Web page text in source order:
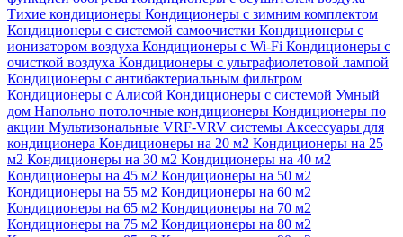
Тихие кондиционеры Кондиционеры с зимним комплектом
Кондиционеры с системой самоочистки Кондиционеры с
ионизатором воздуха Кондиционеры с Wi-Fi Кондиционеры с
очисткой воздуха Кондиционеры с ультрафиолетовой лампой
Кондиционеры с антибактериальным фильтром
Кондиционеры с Алисой Кондиционеры с системой Умный
дом Напольно потолочные кондиционеры Кондиционеры по
акции Мультизональные VRF-VRV системы Аксессуары для
кондиционера Кондиционеры на 20 м2 Кондиционеры на 25
м2 Кондиционеры на 30 м2 Кондиционеры на 40 м2
Кондиционеры на 45 м2 Кондиционеры на 50 м2
Кондиционеры на 55 м2 Кондиционеры на 60 м2
Кондиционеры на 65 м2 Кондиционеры на 70 м2
Кондиционеры на 75 м2 Кондиционеры на 80 м2